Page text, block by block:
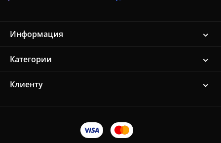
Информация
Категории
Клиенту